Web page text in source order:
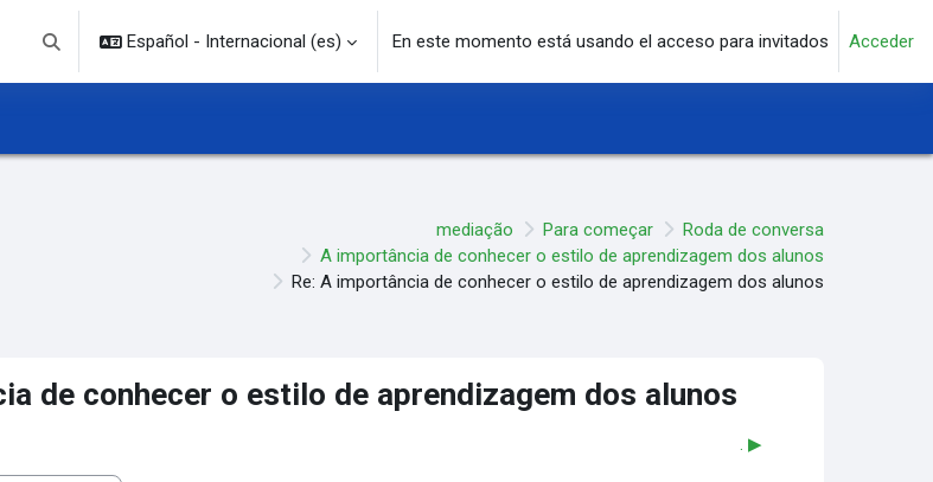
Selector de búsqueda de entrada
Español - Internacional ‎(es)‎ En este momento está usando el acceso para invitados Acceder
mediação Para começar
Roda de conversa
A importância de conhecer o estilo de aprendizagem dos alunos
Re: A importância de conhecer o estilo de aprendizagem dos alunos
de conhecer o estilo de aprendizagem dos alunos
. ▶︎